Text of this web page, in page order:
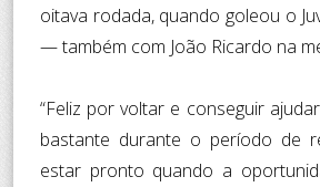
oitava rodada, quando goleou o
— também com João Ricardo na
“Feliz por voltar e conseguir
bastante durante o período de
estar pronto quando a